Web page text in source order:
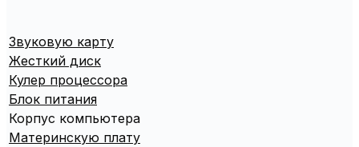
Звуковую карту
Жесткий диск
Кулер процессора
Блок питания
Корпус компьютера
Материнскую плату